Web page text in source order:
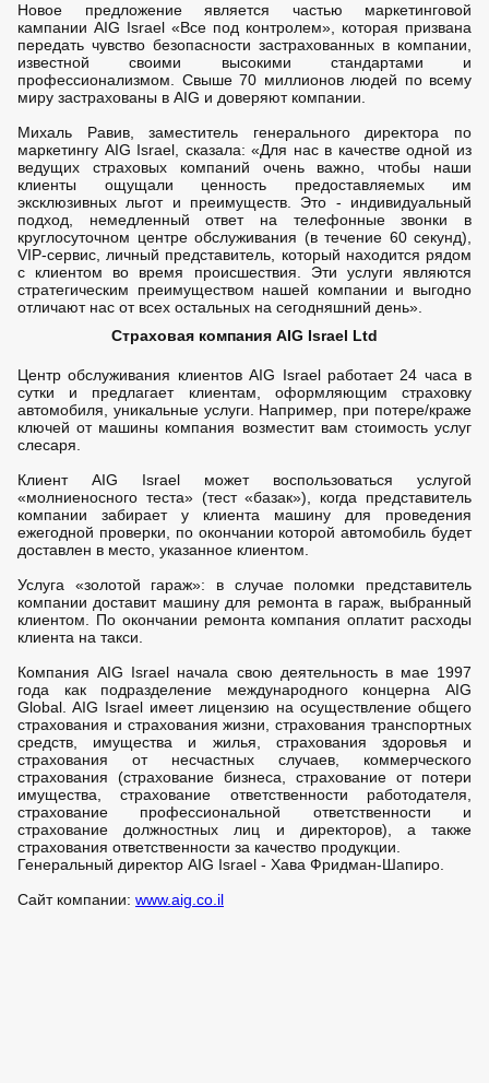
Новое предложение является частью маркетинговой
кампании AIG Israel «Все под контролем», которая призвана
передать чувство безопасности застрахованных в компании,
известной своими высокими стандартами и
профессионализмом. Свыше 70 миллионов людей по всему
миру застрахованы в AIG и доверяют компании.
Михаль Равив, заместитель генерального директора по
маркетингу AIG Israel, сказала: «Для нас в качестве одной из
ведущих страховых компаний очень важно, чтобы наши
клиенты ощущали ценность предоставляемых им
эксклюзивных льгот и преимуществ. Это - индивидуальный
подход, немедленный ответ на телефонные звонки в
круглосуточном центре обслуживания (в течение 60 секунд),
VIP-сервис, личный представитель, который находится рядом
с клиентом во время происшествия. Эти услуги являются
стратегическим преимуществом нашей компании и выгодно
отличают нас от всех остальных на сегодняшний день».
Страховая компания AIG Israel Ltd
Центр обслуживания клиентов AIG Israel работает 24 часа в
сутки и предлагает клиентам, оформляющим страховку
автомобиля, уникальные услуги. Например, при потере/краже
ключей от машины компания возместит вам стоимость услуг
слесаря.
Клиент AIG Israel может воспользоваться услугой
«молниеносного теста» (тест «базак»), когда представитель
компании забирает у клиента машину для проведения
ежегодной проверки, по окончании которой автомобиль будет
доставлен в место, указанное клиентом.
Услуга «золотой гараж»: в случае поломки представитель
компании доставит машину для ремонта в гараж, выбранный
клиентом. По окончании ремонта компания оплатит расходы
клиента на такси.
Компания AIG Israel начала свою деятельность в мае 1997
года как подразделение международного концерна AIG
Global. AIG Israel имеет лицензию на осуществление общего
страхования и страхования жизни, страхования транспортных
средств, имущества и жилья, страхования здоровья и
страхования от несчастных случаев, коммерческого
страхования (страхование бизнеса, страхование от потери
имущества, страхование ответственности работодателя,
страхование профессиональной ответственности и
страхование должностных лиц и директоров), а также
страхования ответственности за качество продукции.
Генеральный директор AIG Israel - Хава Фридман-Шапиро.
Сайт компании: www.aig.co.il